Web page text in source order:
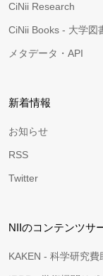
CiNii Research
CiNii Books - 大学図
メタデータ・API
新着情報
お知らせ
RSS
Twitter
NIIのコンテンツサ
KAKEN - 科学研究